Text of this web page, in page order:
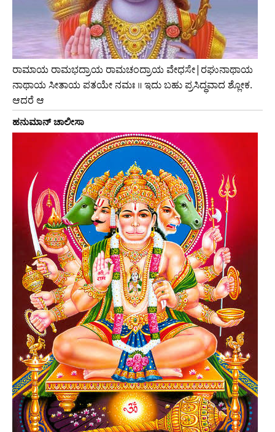
ರಾಮಾಯ ರಾಮಭದ್ರಾಯ ರಾಮಚಂದ್ರಾಯ ವೇಧಸೇ|ರಘುನಾಥಾಯ
ನಾಥಾಯ ಸೀತಾಯ ಪತಯೇ ನಮಃ ॥ ಇದು ಬಹು ಪ್ರಸಿದ್ಧವಾದ ಶ್ಲೋಕ.
ಆದರೆ ಆ
ಹನುಮಾನ್ ಚಾಲೀಸಾ